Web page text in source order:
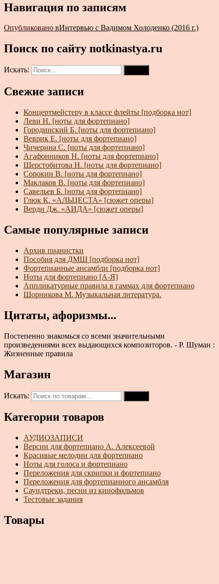
Навигация по записям
Опубликовано вИнтервью с Вадимом Холоденко (2016 г.)
Поиск по сайту notkinastya.ru
Искать:
Свежие записи
Концертмейстеру в классе флейты [подборка нот]
Леви Н. [ноты для фортепиано]
Городинский Б. [ноты для фортепиано]
Веврик Е. [ноты для фортепиано]
Чичерина С. [ноты для фортепиано]
Агафонников Н. [ноты для фортепиано]
Шерстобитова Н. [ноты для фортепиано]
Сорокин В. [ноты для фортепиано]
Маклаков В. [ноты для фортепиано]
Савельев Б. [ноты для фортепиано]
Глюк К. «АЛЬЦЕСТА» [сюжет оперы]
Верди Дж. «АИДА» [сюжет оперы]
Самые популярные записи
Архив пианистки
Пособия для ДМШ [подборка нот]
Фортепианные ансамбли [подборка нот]
Ноты для фортепиано [А-Я]
Аппликатурные правила в гаммах для фортепиано
Шорникова М. Музыкальная литература.
Цитаты, афоризмы...
Постепенно знакомься со всеми значительными
произведениями всех выдающихся композиторов. - Р. Шуман :
Жизненные правила
Магазин
Искать:
Категории товаров
АУДИОЗАПИСИ
Версии для фортепиано А. Алексеевой
Красивые мелодии для фортепиано
Ноты для голоса и фортепиано
Переложения для скрипки и фортепиано
Переложения для фортепианного ансамбля
Саундтреки, песни из кинофильмов
Тестовые задания
Товары